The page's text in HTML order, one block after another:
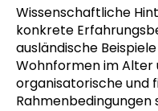
Wissenschaftliche
konkrete
ausländische
Wohnformen im
organisatorische und